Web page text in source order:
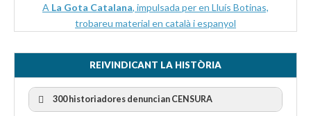
A La Gota Catalana, impulsada per en Lluís Botinas,
trobareu material en català i espanyol
REIVINDICANT LA HISTÒRIA
300 historiadores denuncian CENSURA